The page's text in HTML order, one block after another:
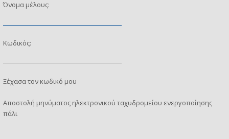
Όνομα μέλους:
Κωδικός:
Ξέχασα τον κωδικό μου
Αποστολή μηνύματος ηλεκτρονικού ταχυδρομείου ενεργοποίησης
πάλι